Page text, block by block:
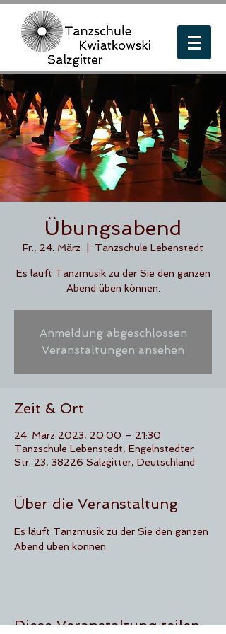
Übungsabend
Fr., 24. März Tanzschule Lebenstedt
Es läuft Tanzmusik zu der Sie den ganzen
Abend üben können.
Anmeldung abgeschlossen
Veranstaltungen ansehen
Zeit & Ort
24. März 2023, 20:00 – 21:30
Tanzschule Lebenstedt, Engelnstedter
Str. 23, 38226 Salzgitter, Deutschland
Über die Veranstaltung
Es läuft Tanzmusik zu der Sie den ganzen
Abend üben können.
Diese Veranstaltung teilen